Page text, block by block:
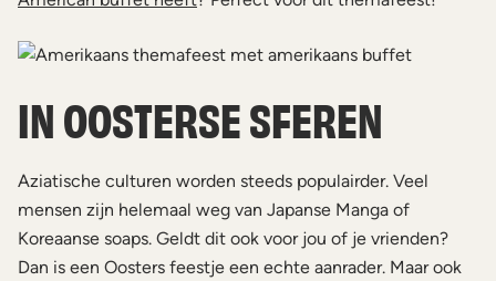
IN OOSTERSE SFEREN
Aziatische culturen worden steeds populairder. Veel
mensen zijn helemaal weg van Japanse Manga of
Koreaanse soaps. Geldt dit ook voor jou of je vrienden?
Dan is een Oosters feestje een echte aanrader. Maar ook